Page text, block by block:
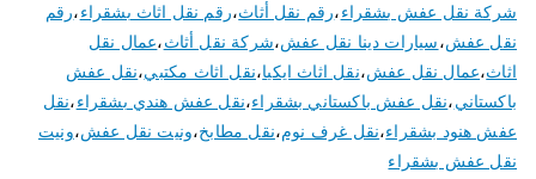
شركة نقل عفش بشقراء،رقم نقل أثاث،رقم نقل اثاث بشقراء،رقم
نقل عفش،سيارات دينا نقل عفش،شركة نقل أثاث،عمال نقل
اثاث،عمال نقل عفش،نقل اثاث ايكيا،نقل اثاث مكتبي،نقل عفش
باكستاني،نقل عفش باكستاني بشقراء،نقل عفش هندي بشقراء،نقل
عفش هنود بشقراء،نقل غرف نوم،نقل مطابخ،ونيت نقل عفش،ونيت
نقل عفش بشقراء